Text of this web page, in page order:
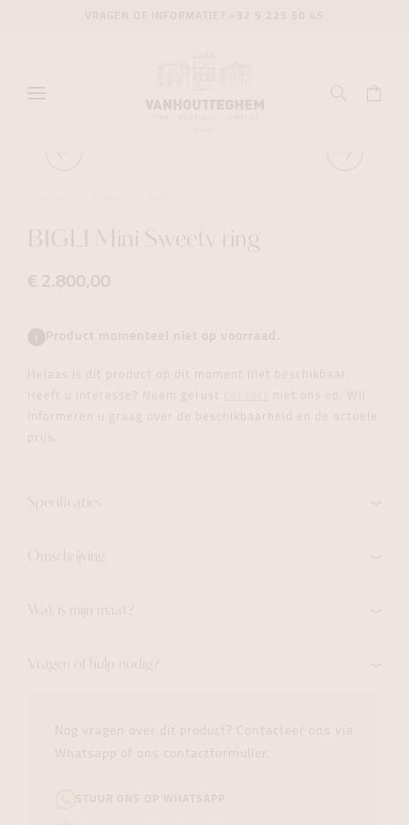
BIGLI Mini Sweety ring
€ 2.800,00
Product momenteel niet op voorraad.
Helaas is dit product op dit moment niet beschikbaar.
Heeft u interesse? Neem gerust
met ons op. Wij
informeren u graag over de beschikbaarheid en de actuele
prijs.
Specificaties
Omschrijving
Wat is mijn maat?
Vragen of hulp nodig?